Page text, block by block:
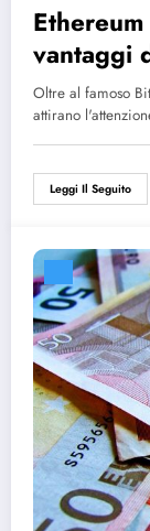
vantaggi
più
Oltre al famoso
attirano
Leggi Il Seguito